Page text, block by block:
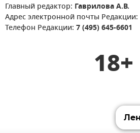
Главный редактор: Гаврилова А.В.
Адрес электронной почты Редакции:
Телефон Редакции: 7 (495) 645-6601
18+